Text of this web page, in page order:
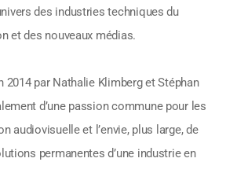
des industries techniques du
et des nouveaux médias.
2014 par Nathalie Klimberg et Stéphan
d’une passion commune pour les
audiovisuelle et l’envie, plus large, de
permanentes d’une industrie en